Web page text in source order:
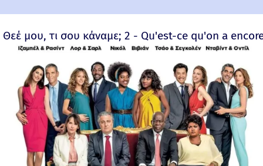
Θεέ μου, τι σου κάναμε; 2 - Qu'est-ce qu'on a